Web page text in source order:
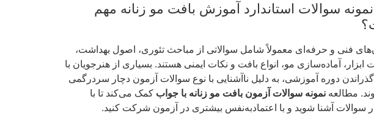
سوالات استاندارد آموزش بافت مو زنانه مهم
فنی و حرفه‌ای معمولاً شامل سوالاتی از مباحث تئوری، اصول بهداشت،
ابزار، آماده‌سازی مو، انواع بافت و نکات ایمنی هستند. بسیاری از هنرجویان با
دوره آموزشی، به دلیل ناآشنایی با نوع سوالات آزمون دچار سردرگمی
مطالعه نمونه سوالات آزمون بافت مو زنانه با جواب کمک می‌کند تا با
سوالات آشنا شوید و با اعتمادبه‌نفس بیشتری در آزمون شرکت کنید.